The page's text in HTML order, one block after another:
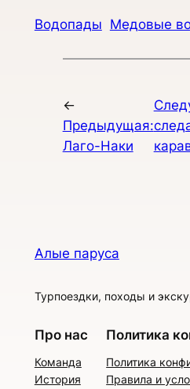
Водопады Медовые
←
Предыдущая:
Лаго-Наки
Алые паруса
Турпоездки, походы и
Про нас
Команда
История
Политика
Политика
Правила и